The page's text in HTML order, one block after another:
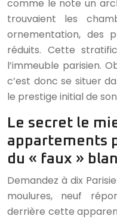
comme le note un
trouvaient les
ornementation, des
réduits. Cette
l’immeuble parisien.
c’est donc se situer
le prestige initial de
Le secret le
appartements
du « faux »
Demandez à dix
moulures, neuf
derrière cette